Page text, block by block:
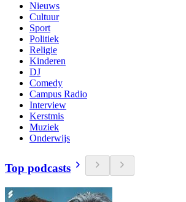
Nieuws
Cultuur
Sport
Politiek
Religie
Kinderen
DJ
Comedy
Campus Radio
Interview
Kerstmis
Muziek
Onderwijs
Top podcasts